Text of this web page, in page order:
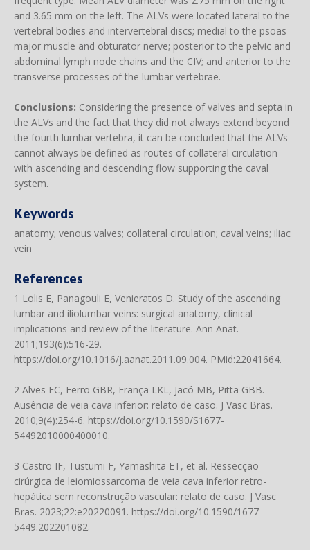
and 3.65 mm on the left. The ALVs were located lateral to the
vertebral bodies and intervertebral discs; medial to the psoas
major muscle and obturator nerve; posterior to the pelvic and
abdominal lymph node chains and the CIV; and anterior to the
transverse processes of the lumbar vertebrae.
Conclusions: Considering the presence of valves and septa in
the ALVs and the fact that they did not always extend beyond
the fourth lumbar vertebra, it can be concluded that the ALVs
cannot always be defined as routes of collateral circulation
with ascending and descending flow supporting the caval
system.
Keywords
anatomy; venous valves; collateral circulation; caval veins; iliac
vein
References
1 Lolis E, Panagouli E, Venieratos D. Study of the ascending
lumbar and iliolumbar veins: surgical anatomy, clinical
implications and review of the literature. Ann Anat.
2011;193(6):516-29.
https://doi.org/10.1016/j.aanat.2011.09.004. PMid:22041664.
2 Alves EC, Ferro GBR, França LKL, Jacó MB, Pitta GBB.
Ausência de veia cava inferior: relato de caso. J Vasc Bras.
2010;9(4):254-6. https://doi.org/10.1590/S1677-
54492010000400010.
3 Castro IF, Tustumi F, Yamashita ET, et al. Ressecção
cirúrgica de leiomiossarcoma de veia cava inferior retro-
hepática sem reconstrução vascular: relato de caso. J Vasc
Bras. 2023;22:e20220091. https://doi.org/10.1590/1677-
5449.202201082.